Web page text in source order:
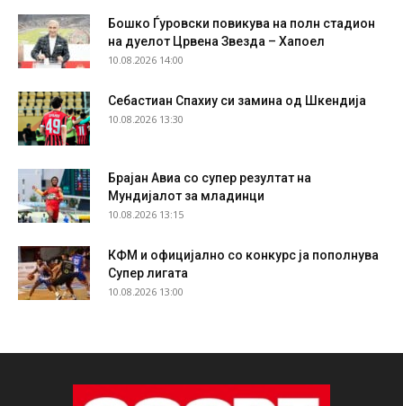
Бошко Ѓуровски повикува на полн стадион
на дуелот Црвена Звезда – Хапоел
10.08.2026 14:00
Себастиан Спахиу си замина од Шкендија
10.08.2026 13:30
Брајан Авиа со супер резултат на
Мундијалот за младинци
10.08.2026 13:15
КФМ и официјално со конкурс ја пополнува
Супер лигата
10.08.2026 13:00